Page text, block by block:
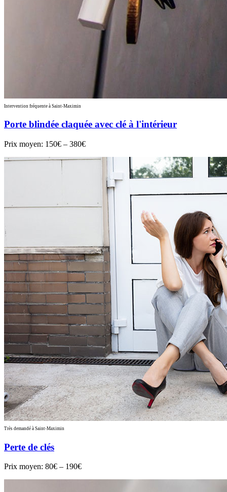
Intervention fréquente à Saint-Maximin
Porte blindée claquée avec clé à l'intérieur
Prix moyen: 150€ – 380€
Très demandé à Saint-Maximin
Perte de clés
Prix moyen: 80€ – 190€